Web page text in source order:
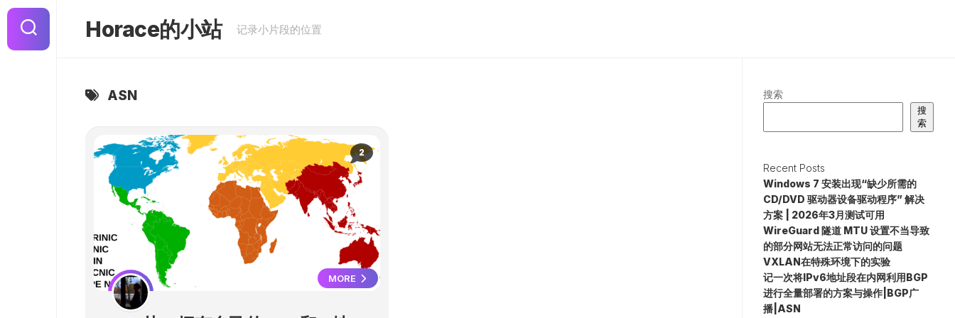
Skip
content
Horace的小站 记录小片段的位置
ASN
2
MORE
搜索
搜
索
Recent Posts
Windows 7 安装出现“缺少所需的
CD/DVD 驱动器设备驱动程序” 解决
方案 | 2026年3月测试可用
WireGuard 隧道 MTU 设置不当导致
的部分网站无法正常访问的问题
VXLAN在特殊环境下的实验
记一次将IPv6地址段在内网利用BGP
进行全量部署的方案与操作|BGP广
播|ASN